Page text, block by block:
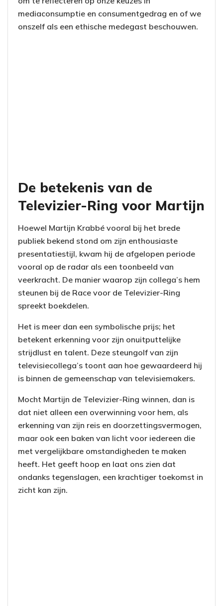
mediaconsumptie en consumentgedrag en of we
onszelf als een ethische medegast beschouwen.
De betekenis van de
Televizier-Ring voor Martijn
Hoewel Martijn Krabbé vooral bij het brede
publiek bekend stond om zijn enthousiaste
presentatiestijl, kwam hij de afgelopen periode
vooral op de radar als een toonbeeld van
veerkracht. De manier waarop zijn collega’s hem
steunen bij de Race voor de Televizier-Ring
spreekt boekdelen.
Het is meer dan een symbolische prijs; het
betekent erkenning voor zijn onuitputtelijke
strijdlust en talent. Deze steungolf van zijn
televisiecollega’s toont aan hoe gewaardeerd hij
is binnen de gemeenschap van televisiemakers.
Mocht Martijn de Televizier-Ring winnen, dan is
dat niet alleen een overwinning voor hem, als
erkenning van zijn reis en doorzettingsvermogen,
maar ook een baken van licht voor iedereen die
met vergelijkbare omstandigheden te maken
heeft. Het geeft hoop en laat ons zien dat
ondanks tegenslagen, een krachtiger toekomst in
zicht kan zijn.